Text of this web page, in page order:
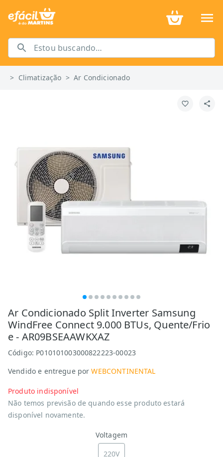
> Climatização >Ar Condicionado
Ar Condicionado Split Inverter Samsung
WindFree Connect 9.000 BTUs, Quente/Frio
e - AR09BSEAAWKXAZ
Código: P010101003000822223-00023
Vendido e entregue por WEBCONTINENTAL
Produto indisponível
Não temos previsão de quando esse produto estará
disponível novamente.
Voltagem
220V